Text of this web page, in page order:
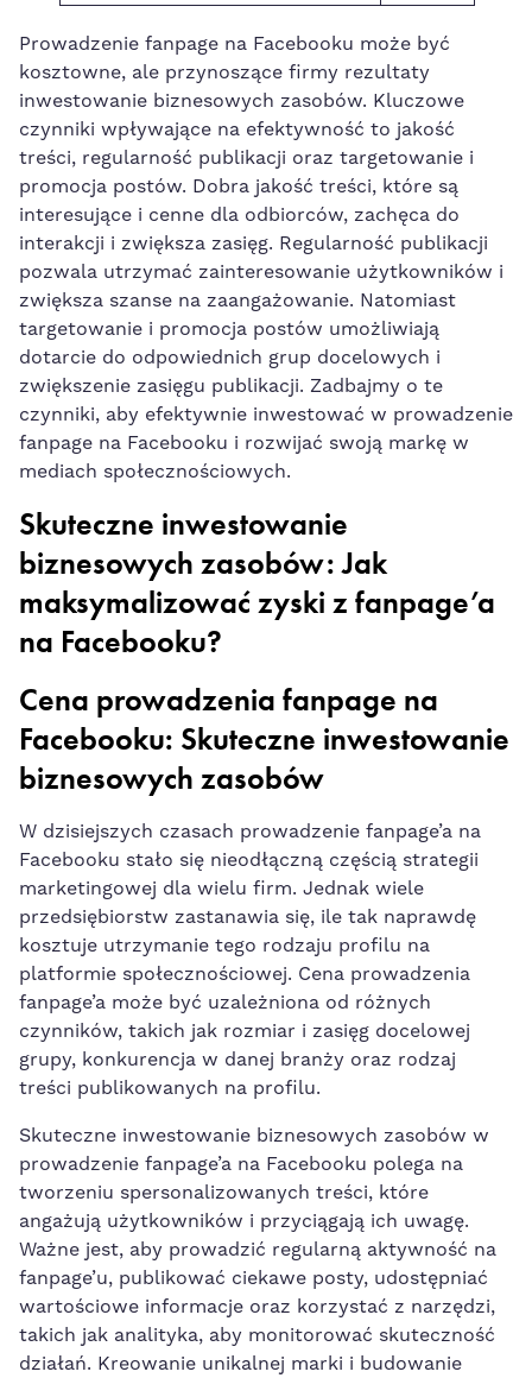
Prowadzenie fanpage na Facebooku może być
kosztowne, ale przynoszące firmy⁣ rezultaty
inwestowanie biznesowych zasobów. Kluczowe
czynniki wpływające na efektywność to jakość
treści, regularność publikacji oraz targetowanie i
promocja postów. Dobra jakość treści, które są
‍interesujące i cenne dla odbiorców, zachęca do
interakcji i zwiększa zasięg. Regularność ‌publikacji
pozwala utrzymać zainteresowanie użytkowników‍ i
zwiększa szanse na zaangażowanie.‍ Natomiast
targetowanie i promocja postów umożliwiają
dotarcie do odpowiednich‍ grup docelowych i
zwiększenie zasięgu publikacji. Zadbajmy o te
czynniki, aby efektywnie inwestować⁢ w prowadzenie
fanpage⁤ na Facebooku i rozwijać swoją markę w
mediach społecznościowych.
Skuteczne inwestowanie
biznesowych zasobów: Jak
‍maksymalizować zyski z fanpage’a
na Facebooku?
Cena prowadzenia fanpage na
Facebooku: Skuteczne inwestowanie
biznesowych zasobów
W dzisiejszych czasach prowadzenie fanpage’a na
Facebooku stało ‌się nieodłączną częścią strategii
marketingowej dla wielu ‌firm. Jednak ​wiele
przedsiębiorstw zastanawia się, ile tak⁣ naprawdę
kosztuje utrzymanie tego rodzaju profilu na
platformie społecznościowej.⁤ Cena prowadzenia
fanpage’a może być uzależniona od różnych
czynników, takich jak rozmiar i⁢ zasięg docelowej
grupy, konkurencja w danej branży oraz rodzaj
treści publikowanych na profilu.
Skuteczne inwestowanie biznesowych zasobów w
prowadzenie fanpage’a na Facebooku polega na
tworzeniu‍ spersonalizowanych treści, ⁣które
angażują użytkowników i przyciągają ich uwagę.
Ważne jest,‍ aby prowadzić regularną aktywność na
fanpage’u, publikować ciekawe posty, udostępniać
wartościowe informacje oraz korzystać z narzędzi,
takich jak analityka, aby monitorować skuteczność
działań.⁤ Kreowanie unikalnej⁤ marki i budowanie